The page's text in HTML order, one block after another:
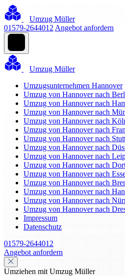
Umzug Müller
01579-2644012 Angebot anfordern
Umzug Müller
Umzugsunternehmen Hannover
Umzug von Hannover nach
Umzug von Hannover nach
Umzug von Hannover nach
Umzug von Hannover nach
Umzug von Hannover nach
Umzug von Hannover nach
Umzug von Hannover nach
Umzug von Hannover nach
Umzug von Hannover nach
Umzug von Hannover nach
Umzug von Hannover nach
Umzug von Hannover nach
Umzug von Hannover nach
Umzug von Hannover nach
Impressum
Datenschutz
01579-2644012
Angebot anfordern
Umziehen mit Umzug Müller